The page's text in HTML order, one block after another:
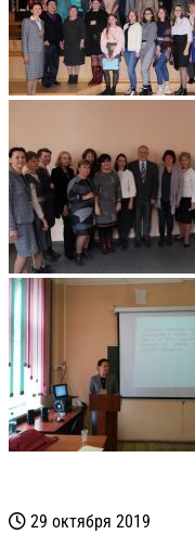
29 октября 2019